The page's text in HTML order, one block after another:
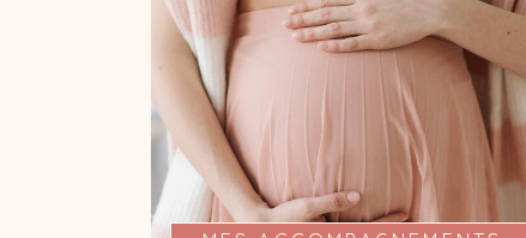
Je suis présente pour vous de la pré-
conception au post-partum à travers
plusieurs rencontres et vous propose
un accompagnement sur mesure, en
fonction de ce dont vous avez besoin
(écoute, informations, bien-être).